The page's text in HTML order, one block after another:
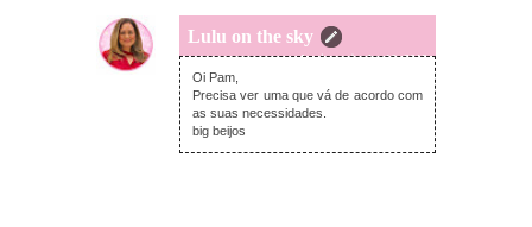
Lulu on the sky
domingo, junho 16, 2019
Oi Pam,
Precisa ver uma que vá de acordo com
as suas necessidades.
big beijos